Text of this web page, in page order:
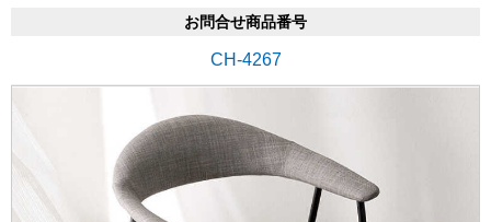
お問合せ商品番号
CH-4267